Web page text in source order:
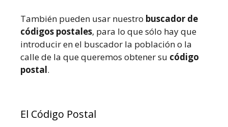
También pueden usar nuestro buscador de
códigos postales, para lo que sólo hay que
introducir en el buscador la población o la
calle de la que queremos obtener su código
postal.
El Código Postal